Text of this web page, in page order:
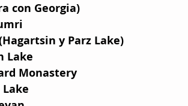
con Georgia)
y Parz Lake)
Lake
Monastery